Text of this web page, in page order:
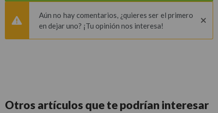
Aún no hay comentarios, ¿quieres ser el primero
en dejar uno? ¡Tu opinión nos interesa!
Otros artículos quete podrían interesar